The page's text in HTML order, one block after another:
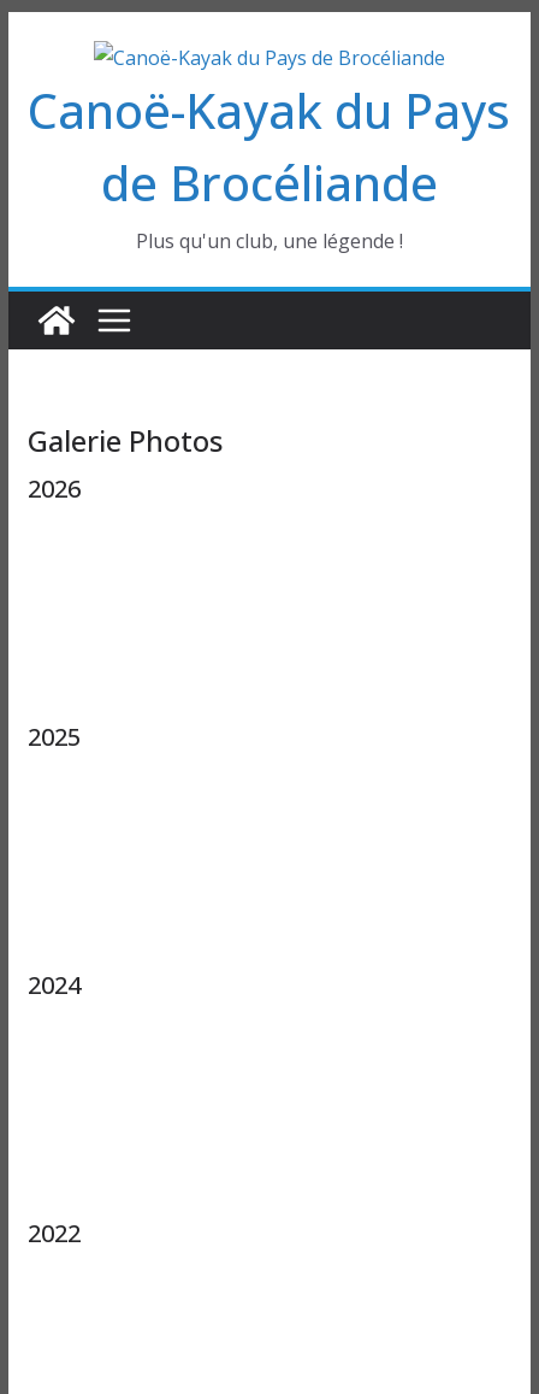
contenu
Canoë-Kayak du Pays
de Brocéliande
Plus qu'un club, une légende !
Galerie Photos
2026
2025
2024
2022